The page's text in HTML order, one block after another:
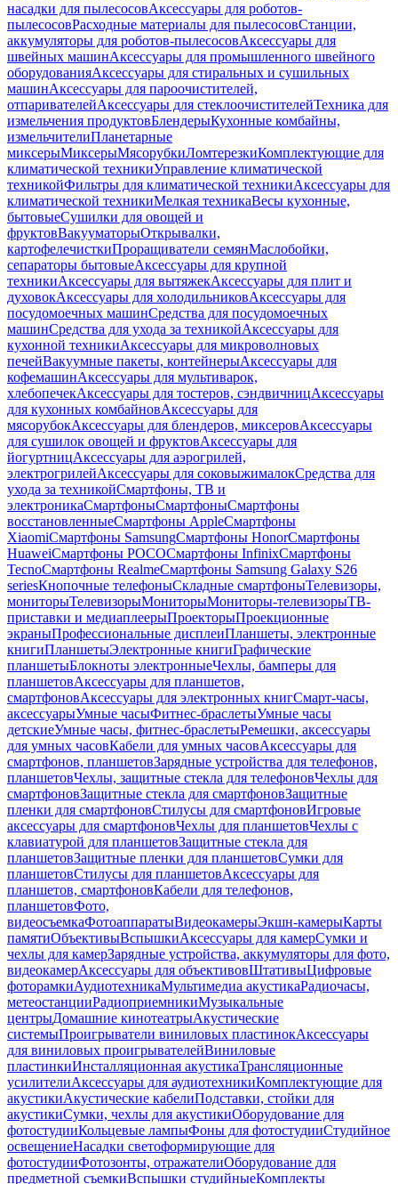
насадки для пылесосовАксессуары для роботов-
пылесосовРасходные материалы для пылесосовСтанции,
аккумуляторы для роботов-пылесосовАксессуары для
швейных машинАксессуары для промышленного швейного
оборудованияАксессуары для стиральных и сушильных
машинАксессуары для пароочистителей,
отпаривателейАксессуары для стеклоочистителейТехника для
измельчения продуктовБлендерыКухонные комбайны,
измельчителиПланетарные
миксерыМиксерыМясорубкиЛомтерезкиКомплектующие для
климатической техникиУправление климатической
техникойФильтры для климатической техникиАксессуары для
климатической техникиМелкая техникаВесы кухонные,
бытовыеСушилки для овощей и
фруктовВакууматорыОткрывалки,
картофелечисткиПроращиватели семянМаслобойки,
сепараторы бытовыеАксессуары для крупной
техникиАксессуары для вытяжекАксессуары для плит и
духовокАксессуары для холодильниковАксессуары для
посудомоечных машинСредства для посудомоечных
машинСредства для ухода за техникойАксессуары для
кухонной техникиАксессуары для микроволновых
печейВакуумные пакеты, контейнерыАксессуары для
кофемашинАксессуары для мультиварок,
хлебопечекАксессуары для тостеров, сэндвичницАксессуары
для кухонных комбайновАксессуары для
мясорубокАксессуары для блендеров, миксеровАксессуары
для сушилок овощей и фруктовАксессуары для
йогуртницАксессуары для аэрогрилей,
электрогрилейАксессуары для соковыжималокСредства для
ухода за техникойСмартфоны, ТВ и
электроникаСмартфоныСмартфоныСмартфоны
восстановленныеСмартфоны AppleСмартфоны
XiaomiСмартфоны SamsungСмартфоны HonorСмартфоны
HuaweiСмартфоны POCOСмартфоны InfinixСмартфоны
TecnoСмартфоны RealmeСмартфоны Samsung Galaxy S26
seriesКнопочные телефоныСкладные смартфоныТелевизоры,
мониторыТелевизорыМониторыМониторы-телевизорыТВ-
приставки и медиаплеерыПроекторыПроекционные
экраныПрофессиональные дисплеиПланшеты, электронные
книгиПланшетыЭлектронные книгиГрафические
планшетыБлокноты электронныеЧехлы, бамперы для
планшетовАксессуары для планшетов,
смартфоновАксессуары для электронных книгСмарт-часы,
аксессуарыУмные часыФитнес-браслетыУмные часы
детскиеУмные часы, фитнес-браслетыРемешки, аксессуары
для умных часовКабели для умных часовАксессуары для
смартфонов, планшетовЗарядные устройства для телефонов,
планшетовЧехлы, защитные стекла для телефоновЧехлы для
смартфоновЗащитные стекла для смартфоновЗащитные
пленки для смартфоновСтилусы для смартфоновИгровые
аксессуары для смартфоновЧехлы для планшетовЧехлы с
клавиатурой для планшетовЗащитные стекла для
планшетовЗащитные пленки для планшетовСумки для
планшетовСтилусы для планшетовАксессуары для
планшетов, смартфоновКабели для телефонов,
планшетовФото,
видеосъемкаФотоаппаратыВидеокамерыЭкшн-камерыКарты
памятиОбъективыВспышкиАксессуары для камерСумки и
чехлы для камерЗарядные устройства, аккумуляторы для фото,
видеокамерАксессуары для объективовШтативыЦифровые
фоторамкиАудиотехникаМультимедиа акустикаРадиочасы,
метеостанцииРадиоприемникиМузыкальные
центрыДомашние кинотеатрыАкустические
системыПроигрыватели виниловых пластинокАксессуары
для виниловых проигрывателейВиниловые
пластинкиИнсталляционная акустикаТрансляционные
усилителиАксессуары для аудиотехникиКомплектующие для
акустикиАкустические кабелиПодставки, стойки для
акустикиСумки, чехлы для акустикиОборудование для
фотостудииКольцевые лампыФоны для фотостудииСтудийное
освещениеНасадки светоформирующие для
фотостудииФотозонты, отражателиОборудование для
предметной съемкиВспышки студийныеКомплекты